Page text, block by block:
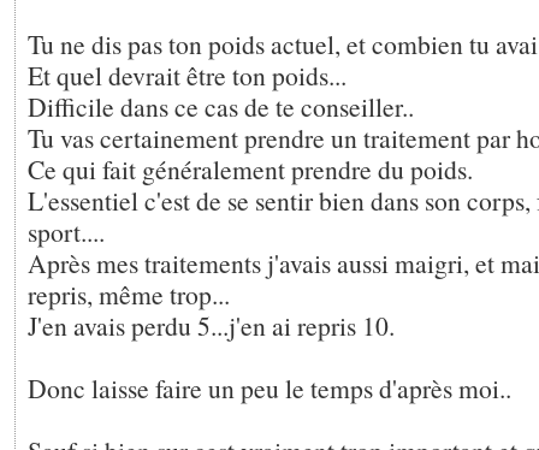
Tu ne dis pas ton poids actuel, et combien tu
Et quel devrait être ton poids...
Difficile dans ce cas de te conseiller..
Tu vas certainement prendre un traitement par
Ce qui fait généralement prendre du poids.
L'essentiel c'est de se sentir bien dans son
sport....
Après mes traitements j'avais aussi maigri, et
repris, même trop...
J'en avais perdu 5...j'en ai repris 10.
Donc laisse faire un peu le temps d'après moi..